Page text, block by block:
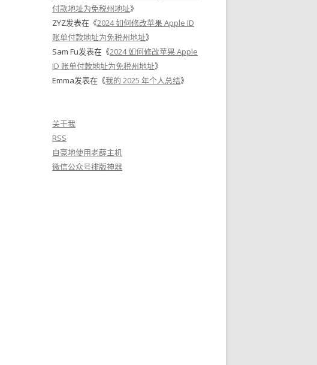
付款地址为免税州地址》
ZYZ发表在《2024 如何修改苹果 Apple ID
账单付款地址为免税州地址》
Sam Fu发表在《2024 如何修改苹果 Apple
ID 账单付款地址为免税州地址》
Emma发表在《我的 2025 年个人总结》
关于我
RSS
自豪地使用老薛主机
微信公众号排版神器